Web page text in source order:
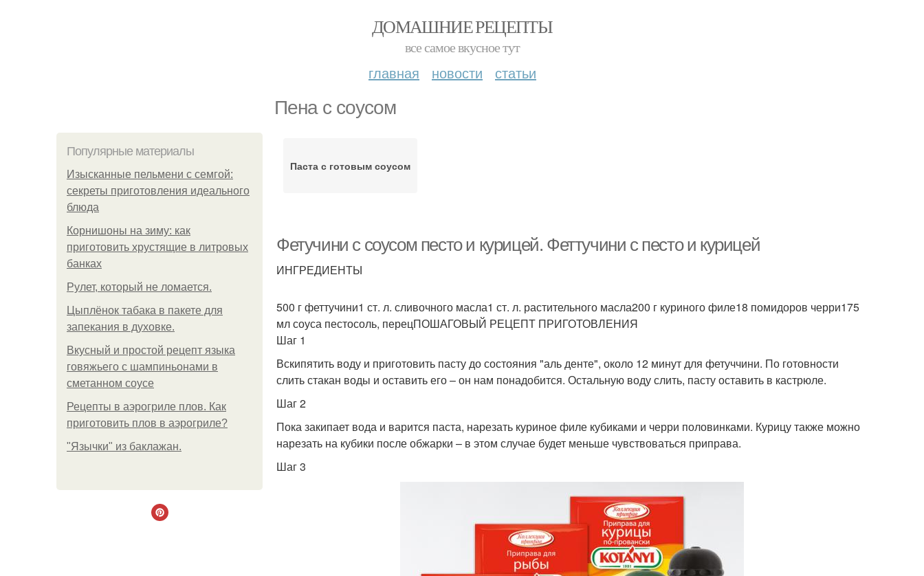
ДОМАШНИЕ РЕЦЕПТЫ
все самое вкусное тут
главная новости статьи
Пена с соусом
Популярные материалы
Изысканные пельмени с семгой:
секреты приготовления идеального
блюда
Корнишоны на зиму: как
приготовить хрустящие в литровых
банках
Рулет, который не ломается.
Цыплёнок табака в пакете для
запекания в духовке.
Вкусный и простой рецепт языка
говяжьего с шампиньонами в
сметанном соусе
Рецепты в аэрогриле плов. Как
приготовить плов в аэрогриле?
"Язычки" из баклажан.
Паста с готовым соусом
Фетучини с соусом песто и курицей. Феттучини с песто и курицей
ИНГРЕДИЕНТЫ
500 г феттучини1 ст. л. сливочного масла1 ст. л. растительного масла200 г куриного филе18 помидоров черри175
мл соуса пестосоль, перецПОШАГОВЫЙ РЕЦЕПТ ПРИГОТОВЛЕНИЯ
Шаг 1
Вскипятить воду и приготовить пасту до состояния "аль денте", около 12 минут для фетуччини. По готовности
слить стакан воды и оставить его – он нам понадобится. Остальную воду слить, пасту оставить в кастрюле.
Шаг 2
Пока закипает вода и варится паста, нарезать куриное филе кубиками и черри половинками. Курицу также можно
нарезать на кубики после обжарки – в этом случае будет меньше чувствоваться приправа.
Шаг 3